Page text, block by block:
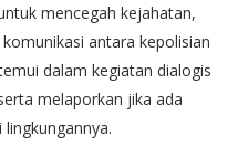
mencegah kejahatan,
antara kepolisian
dalam kegiatan dialogis
melaporkan jika ada